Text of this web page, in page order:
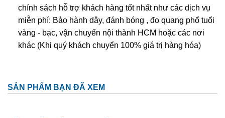
ra vật liệu tổng hợp này nhưng khó mà tạo ra được với số
lượng lớn để cung cấp cho thị trường.
chính sách hỗ trợ khách hàng tốt nhất như các dịch vụ
miễn phí: Bảo hành dây, đánh bóng , đo quang phổ tuổi
vàng - bạc, vận chuyển nội thành HCM hoặc các nơi
khác (Khi quý khách chuyển 100% giá trị hàng hóa)
SẢN PHẨM BẠN ĐÃ XEM